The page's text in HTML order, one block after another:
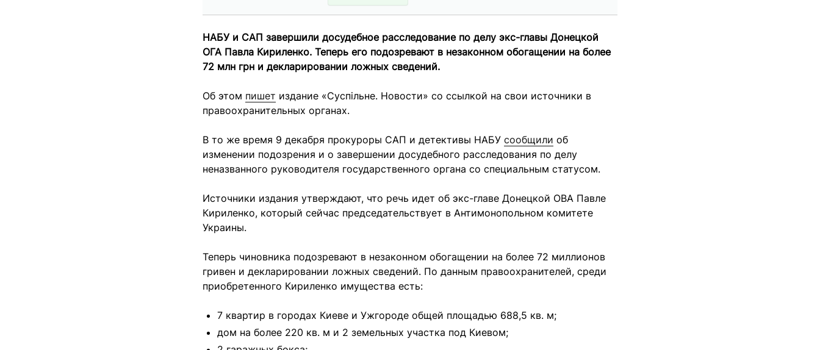
НАБУ и САП завершили досудебное расследование по делу экс-главы Донецкой
ОГА Павла Кириленко. Теперь его подозревают в незаконном обогащении на более
72 млн грн и декларировании ложных сведений.
Об этом пишет издание «Суспільне. Новости» со ссылкой на свои источники в
правоохранительных органах.
В то же время 9 декабря прокуроры САП и детективы НАБУ сообщили об
изменении подозрения и о завершении досудебного расследования по делу
неназванного руководителя государственного органа со специальным статусом.
Источники издания утверждают, что речь идет об экс-главе Донецкой ОВА Павле
Кириленко, который сейчас председательствует в Антимонопольном комитете
Украины.
Теперь чиновника подозревают в незаконном обогащении на более 72 миллионов
гривен и декларировании ложных сведений. По данным правоохранителей, среди
приобретенного Кириленко имущества есть:
7 квартир в городах Киеве и Ужгороде общей площадью 688,5 кв. м;
дом на более 220 кв. м и 2 земельных участка под Киевом;